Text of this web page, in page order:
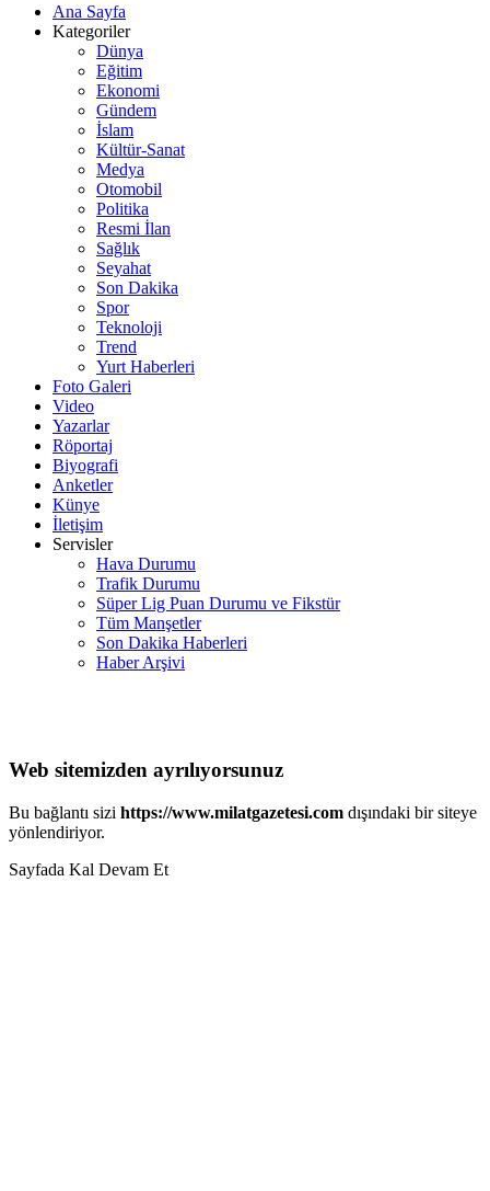
Ana Sayfa
Kategoriler
Dünya
Eğitim
Ekonomi
Gündem
İslam
Kültür-Sanat
Medya
Otomobil
Politika
Resmi İlan
Sağlık
Seyahat
Son Dakika
Spor
Teknoloji
Trend
Yurt Haberleri
Foto Galeri
Video
Yazarlar
Röportaj
Biyografi
Anketler
Künye
İletişim
Servisler
Hava Durumu
Trafik Durumu
Süper Lig Puan Durumu ve Fikstür
Tüm Manşetler
Son Dakika Haberleri
Haber Arşivi
Web sitemizden ayrılıyorsunuz
Bu bağlantı sizi https://www.milatgazetesi.com dışındaki bir siteye
yönlendiriyor.
Sayfada Kal Devam Et